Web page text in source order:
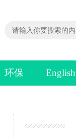
环保 English